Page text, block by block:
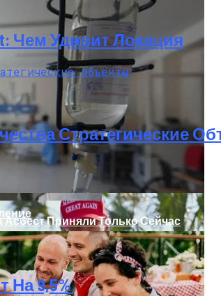
Украинцы За Рубежом: Советы Для
Приняли Только Сейчас
Чем Удивит Локация
Стратегические
На 9,5%